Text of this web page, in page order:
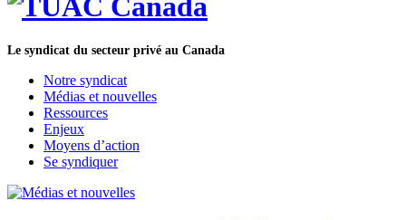
Le syndicat du secteur privé au Canada
Notre syndicat
Médias et nouvelles
Ressources
Enjeux
Moyens d’action
Se syndiquer